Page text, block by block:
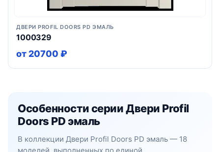
ДВЕРИ PROFIL DOORS PD ЭМАЛЬ
1000329
от 20700 ₽
Особенности серии Двери Profil
Doors PD эмаль
В коллекции Двери Profil Doors PD эмаль — 18